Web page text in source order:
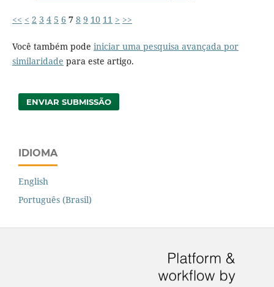
<< < 2 3 4 5 6 7 8 9 10 11 > >>
Você também pode iniciar uma pesquisa avançada por
similaridade para este artigo.
ENVIAR SUBMISSÃO
IDIOMA
English
Português (Brasil)